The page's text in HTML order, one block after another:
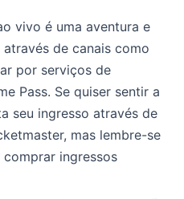
vivo é uma aventura e
de canais como
por serviços de
Pass. Se quiser sentir a
seu ingresso através de
mas lembre-se
ingressos